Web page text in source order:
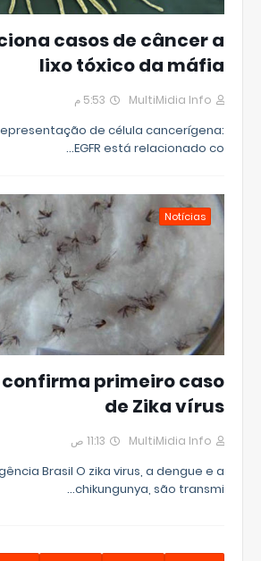
casos de câncer a
lixo tóxico da máfia
MultiMidia Info 5:53 م
de célula cancerígena:
EGFR está relacionado co…
Notícias
confirma primeiro caso
de Zika vírus
MultiMidia Info 11:13 ص
Brasil O zika virus, a dengue e a
chikungunya, são transmi…